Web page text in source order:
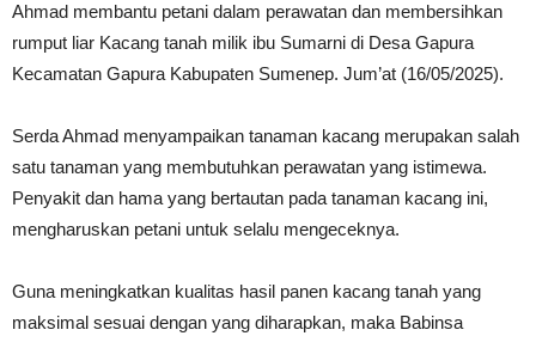
Ahmad membantu petani dalam perawatan dan membersihkan
rumput liar Kacang tanah milik ibu Sumarni di Desa Gapura
Kecamatan Gapura Kabupaten Sumenep. Jum’at (16/05/2025).
Serda Ahmad menyampaikan tanaman kacang merupakan salah
satu tanaman yang membutuhkan perawatan yang istimewa.
Penyakit dan hama yang bertautan pada tanaman kacang ini,
mengharuskan petani untuk selalu mengeceknya.
Guna meningkatkan kualitas hasil panen kacang tanah yang
maksimal sesuai dengan yang diharapkan, maka Babinsa